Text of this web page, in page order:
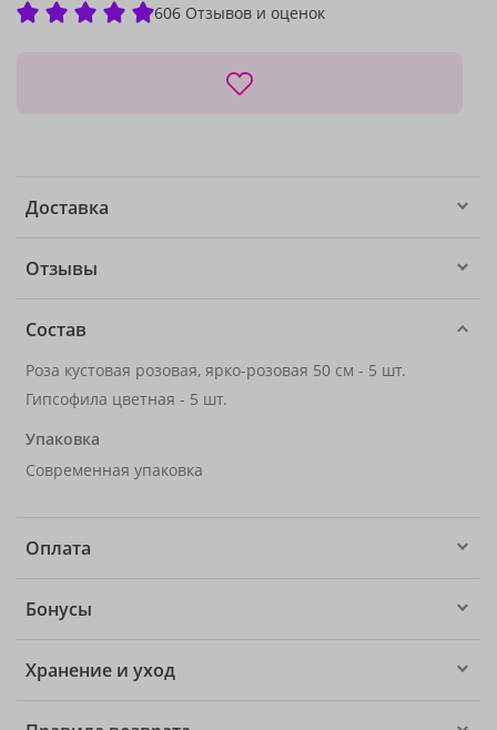
606 Отзывов и оценок
Доставка
Отзывы
Состав
Роза кустовая розовая, ярко-розовая 50 см - 5 шт.
Гипсофила цветная - 5 шт.
Упаковка
Современная упаковка
Оплата
Бонусы
Хранение и уход